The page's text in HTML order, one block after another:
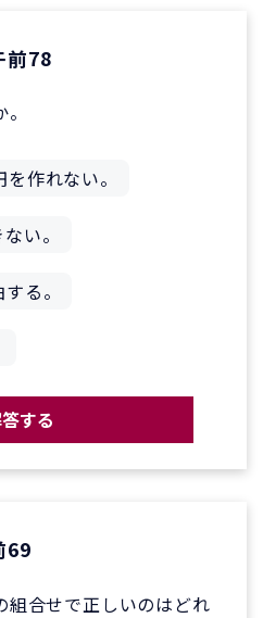
前78
作れない。
い。
る。
する
69
組合せで正しいのはどれ